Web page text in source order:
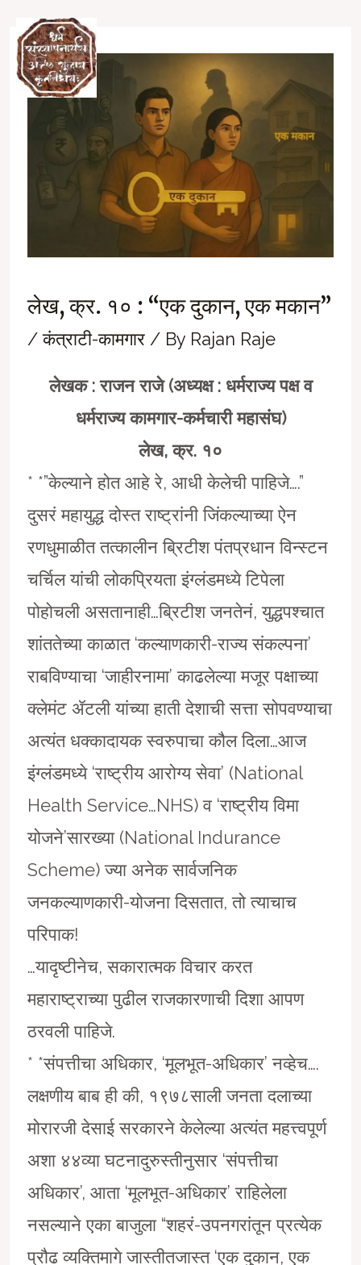
content
लेख, क्र. १० : “एक दुकान, एक मकान”
/कंत्राटी-कामगार/ By Rajan Raje
लेखक : राजन राजे (अध्यक्ष : धर्मराज्य पक्ष व
धर्मराज्य कामगार-कर्मचारी महासंघ)
लेख, क्र. १०
* *”केल्याने होत आहे रे, आधी केलेची पाहिजे….”
दुसरं महायुद्ध दोस्त राष्ट्रांनी जिंकल्याच्या ऐन
रणधुमाळीत तत्कालीन ब्रिटीश पंतप्रधान विन्स्टन
चर्चिल यांची लोकप्रियता इंग्लंडमध्ये टिपेला
पोहोचली असतानाही…ब्रिटीश जनतेनं, युद्धपश्चात
शांततेच्या काळात ‘कल्याणकारी-राज्य संकल्पना’
राबविण्याचा ‘जाहीरनामा’ काढलेल्या मजूर पक्षाच्या
क्लेमंट ॲटली यांच्या हाती देशाची सत्ता सोपवण्याचा
अत्यंत धक्कादायक स्वरुपाचा कौल दिला…आज
इंग्लंडमध्ये ‘राष्ट्रीय आरोग्य सेवा’ (National
Health Service…NHS) व ‘राष्ट्रीय विमा
योजने’सारख्या (National Indurance
Scheme) ज्या अनेक सार्वजनिक
जनकल्याणकारी-योजना दिसतात, तो त्याचाच
परिपाक!
…यादृष्टीनेच, सकारात्मक विचार करत
महाराष्ट्राच्या पुढील राजकारणाची दिशा आपण
ठरवली पाहिजे.
* *संपत्तीचा अधिकार, ‘मूलभूत-अधिकार’ नव्हेच….
लक्षणीय बाब ही की, १९७८साली जनता दलाच्या
मोरारजी देसाई सरकारने केलेल्या अत्यंत महत्त्वपूर्ण
अशा ४४व्या घटनादुरुस्तीनुसार ‘संपत्तीचा
अधिकार’, आता ‘मूलभूत-अधिकार’ राहिलेला
नसल्याने एका बाजुला “शहरं-उपनगरांतून प्रत्येक
प्रौढ व्यक्तिमागे जास्तीतजास्त ‘एक दुकान, एक